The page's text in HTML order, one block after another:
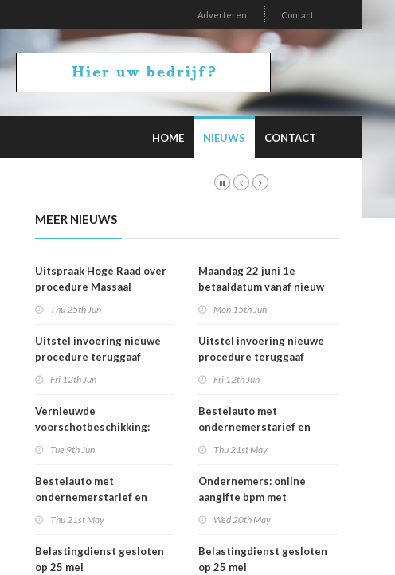
Adverteren Contact
HOME NIEUWS CONTACT
MEER NIEUWS
Uitspraak Hoge Raad over
procedure Massaal
Thu 25th Jun
Uitstel invoering nieuwe
procedure teruggaaf
Fri 12th Jun
Vernieuwde
voorschotbeschikking:
Tue 9th Jun
Bestelauto met
ondernemerstarief en
tijdelijk minder
motorrijtuigenbelasting
Thu 21st May
Belastingdienst gesloten
op 25 mei
Maandag 22 juni 1e
betaaldatum vanaf nieuw
Mon 15th Jun
Uitstel invoering nieuwe
procedure teruggaaf
Fri 12th Jun
Bestelauto met
ondernemerstarief en
tijdelijk minder
motorrijtuigenbelasting
Thu 21st May
Ondernemers: online
aangifte bpm met
Wed 20th May
Belastingdienst gesloten
op 25 mei